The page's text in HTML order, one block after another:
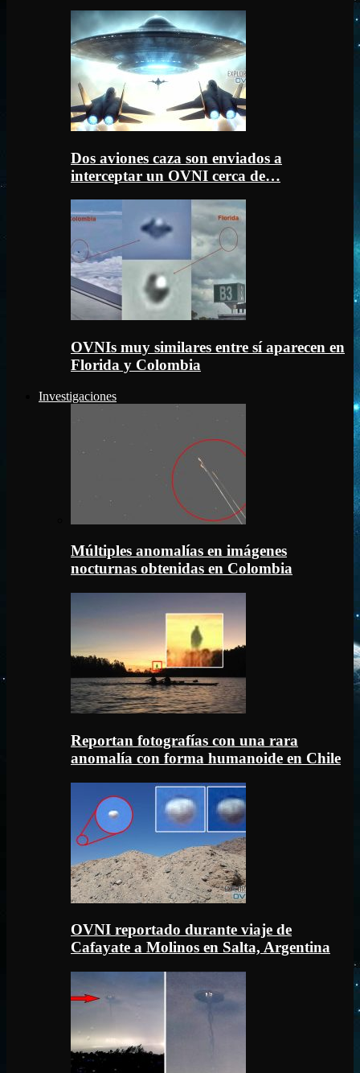
Dos aviones caza son enviados a
interceptar un OVNI cerca de…
OVNIs muy similares entre sí aparecen en
Florida y Colombia
Investigaciones
Múltiples anomalías en imágenes
nocturnas obtenidas en Colombia
Reportan fotografías con una rara
anomalía con forma humanoide en Chile
OVNI reportado durante viaje de
Cafayate a Molinos en Salta, Argentina